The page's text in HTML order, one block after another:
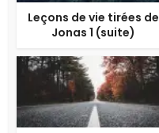
Leçons de vie tirées de
Jonas 1 (suite)